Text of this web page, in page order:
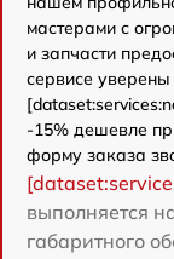
мастерами с
и запчасти
сервисе
-15% дешевле
форму заказа
выполняется
габаритного